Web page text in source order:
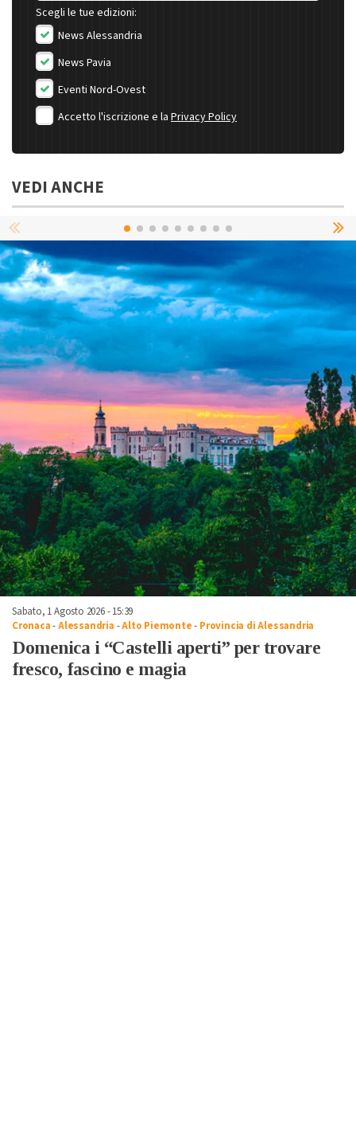
Scegli le tue edizioni:
News Alessandria
News Pavia
Eventi Nord-Ovest
Accetto l'iscrizione e la Privacy Policy
VEDI ANCHE
Sabato, 1 Agosto 2026 - 15:39
Cronaca-Alessandria -Alto Piemonte- Provincia di Alessandria
Domenica i “Castelli aperti” per trovare
fresco, fascino e magia